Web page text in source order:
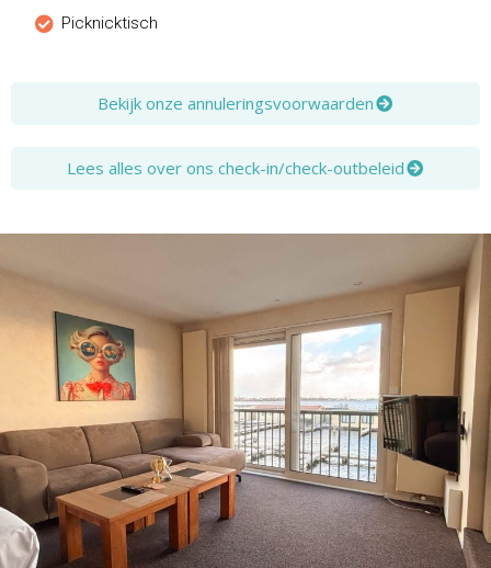
Picknicktisch
Bekijk onze annuleringsvoorwaarden
Lees alles over ons check-in/check-outbeleid